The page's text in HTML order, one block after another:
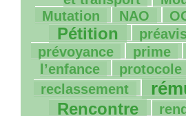
Mutation
4/1062 NAO
63/1062
71/1062
376/1062
Pétition
107/1062 préavis
16/1062
97/1062
prévoyance
160/1062 prime
42/1062
l’enfance
4/1062 protocole
241/1062
125/1062
reclassement
511/1062
372/1062
Rencontre
111/1062